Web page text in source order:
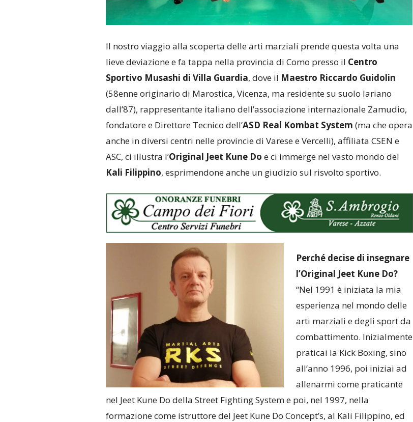
Il nostro viaggio alla scoperta delle arti marziali prende questa volta una
lieve deviazione e fa tappa nella provincia di Como presso il Centro
Sportivo Musashi di Villa Guardia, dove il Maestro Riccardo Guidolin
(58enne originario di Marostica, Vicenza, ma residente su suolo lariano
dall’87), rappresentante italiano dell’associazione internazionale Zamudio,
fondatore e Direttore Tecnico dell’ASD Real Kombat System (ma che opera
anche in diversi centri nelle provincie di Varese e Vercelli), affiliata CSEN e
ASC, ci illustra l’Original Jeet Kune Do e ci immerge nel vasto mondo del
Kali Filippino, esprimendone anche un giudizio sul risvolto sportivo.
Perché decise di insegnare
l’Original Jeet Kune Do?
“Nel 1991 è iniziata la mia
esperienza nel mondo delle
arti marziali e degli sport da
combattimento. Inizialmente
praticai la Kick Boxing, sino
all’anno 1996, poi iniziai ad
allenarmi come praticante
nel Jeet Kune Do della Street Fighting System e poi, nel 1997, nella
formazione come istruttore del Jeet Kune Do Concept’s, al Kali Filippino, ed